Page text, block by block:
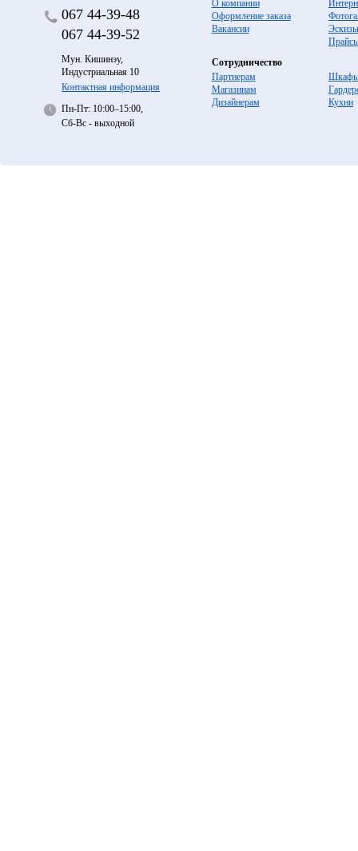
067 44-39-48
067 44-39-52
Мун. Кишинэу,
Индустриальная 10
Контактная информация
Пн-Пт: 10:00–15:00,
Сб-Вс - выходной
О компании
Оформление заказа
Вакансии
Эскизы
Сотрудничество
Партнерам
Магазинам
Дизайнерам
Кухни